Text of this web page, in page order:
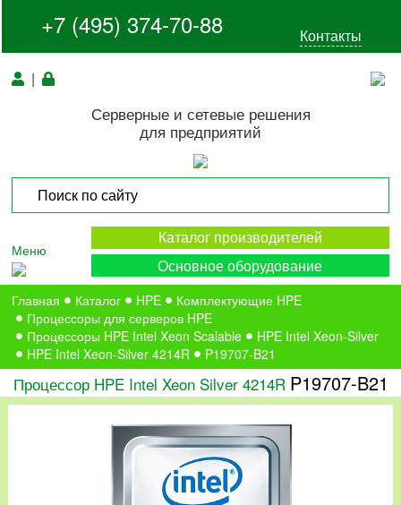
+7 (495) 374-70-88 Контакты
|
Серверные и сетевые решения
для предприятий
Меню
Каталог производителей
Основное оборудование
Главная Каталог HPE
Комплектующие HPE
Процессоры для серверов HPE
Процессоры HPE Intel Xeon Scalable
HPE Intel Xeon-Silver
HPE Intel Xeon-Silver 4214R
P19707-B21
Процессор HPE Intel Xeon Silver 4214R P19707-B21